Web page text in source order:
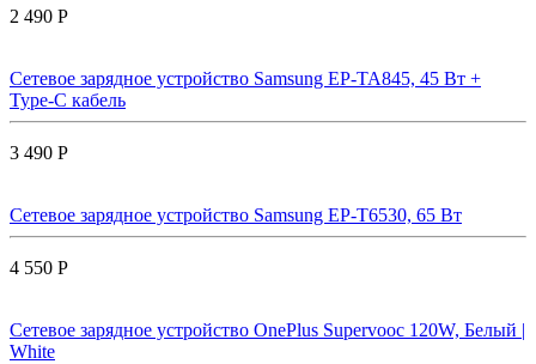
2 490 Р
Сетевое зарядное устройство Samsung EP-TA845, 45 Вт +
Type-C кабель
3 490 Р
Сетевое зарядное устройство Samsung EP-T6530, 65 Вт
4 550 Р
Сетевое зарядное устройство OnePlus Supervooc 120W, Белый |
White